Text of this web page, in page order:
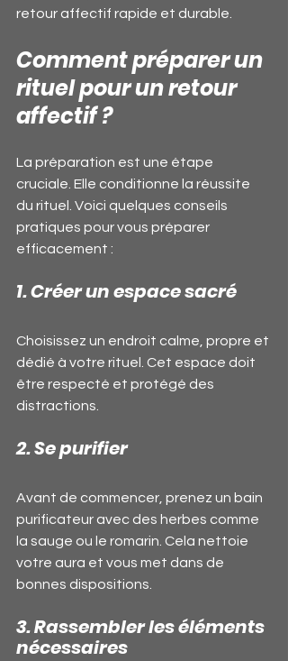
retour affectif rapide et durable.
Comment préparer un
rituel pour un retour
affectif ?
La préparation est une étape
cruciale. Elle conditionne la réussite
du rituel. Voici quelques conseils
pratiques pour vous préparer
efficacement :
1. Créer un espace sacré
Choisissez un endroit calme, propre et
dédié à votre rituel. Cet espace doit
être respecté et protégé des
distractions.
2. Se purifier
Avant de commencer, prenez un bain
purificateur avec des herbes comme
la sauge ou le romarin. Cela nettoie
votre aura et vous met dans de
bonnes dispositions.
3. Rassembler les éléments
nécessaires